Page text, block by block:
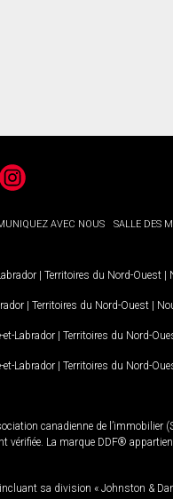
Instagram
AVEC NOUS SALLE DES
| Territoires du Nord-Ouest |
| Territoires du Nord-Ouest |
et-Labrador | Territoires du Nord-
et-Labrador | Territoires du Nord-
canadienne de
La marque DDF®
incluant sa division « Johnston &